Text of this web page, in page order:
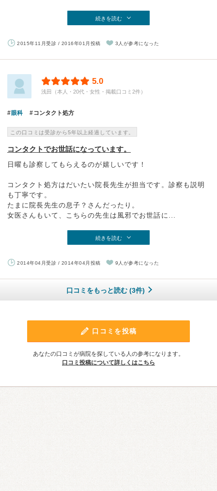
続きを読む
2015年11月受診 / 2016年01月投稿 3人が参考になった
5.0
浅田（本人・20代・女性・掲載口コミ2件）
眼科 コンタクト処方
この口コミは受診から5年以上経過しています。
コンタクトでお世話になっています。
日曜も診察してもらえるのが嬉しいです！
コンタクト処方はだいたい院長先生が担当です。診察も説明
も丁寧です。
たまに院長先生の息子？さんだったり。
女医さんもいて、こちらの先生は風邪でお世話に...
続きを読む
2014年04月受診 / 2014年04月投稿 9人が参考になった
口コミをもっと読む (3件)
口コミを投稿
あなたの口コミが病院を探している人の参考になります。
口コミ投稿について詳しくはこちら